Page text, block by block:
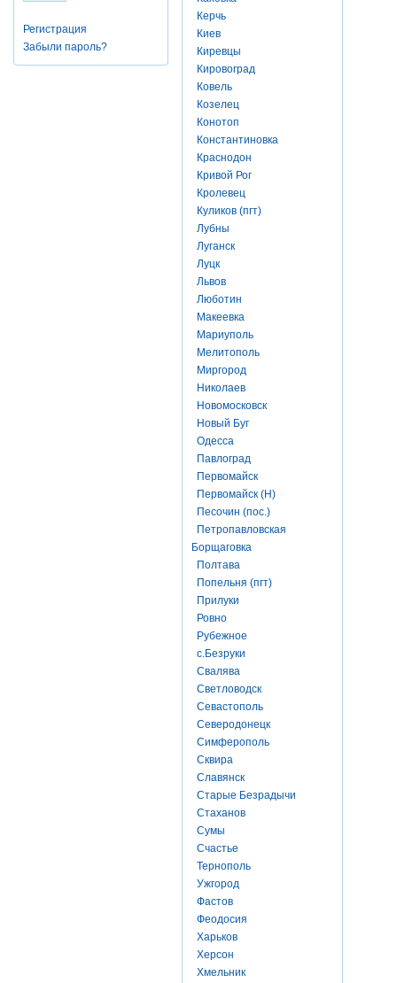
Регистрация
Забыли пароль?
Керчь
Киев
Киревцы
Кировоград
Ковель
Козелец
Конотоп
Константиновка
Краснодон
Кривой Рог
Кролевец
Куликов (пгт)
Лубны
Луганск
Луцк
Львов
Люботин
Макеевка
Мариуполь
Мелитополь
Миргород
Николаев
Новомосковск
Новый Буг
Одесса
Павлоград
Первомайск
Первомайск (Н)
Песочин (пос.)
Петропавловская
Борщаговка
Полтава
Попельня (пгт)
Прилуки
Ровно
Рубежное
с.Безруки
Свалява
Светловодск
Севастополь
Северодонецк
Симферополь
Сквира
Славянск
Старые Безрадычи
Стаханов
Сумы
Счастье
Тернополь
Ужгород
Фастов
Феодосия
Харьков
Херсон
Хмельник